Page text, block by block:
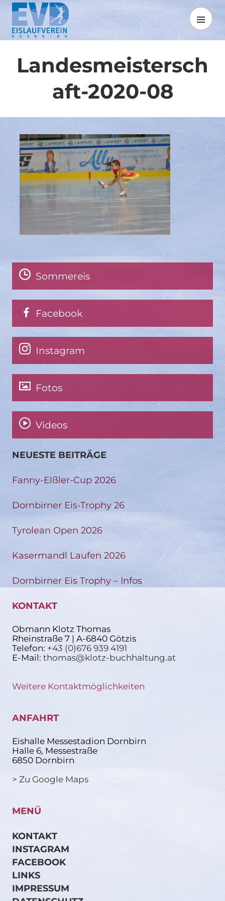
Springe
zum
Inhalt
MENÜ
Landesmeistersch
aft-2020-08
Sommereis
Facebook
Instagram
Fotos
Videos
NEUESTE BEITRÄGE
Fanny-Elßler-Cup 2026
Dornbirner Eis-Trophy 26
Tyrolean Open 2026
Kasermandl Laufen 2026
Dornbirner Eis Trophy – Infos
KONTAKT
Obmann Klotz Thomas
Rheinstraße 7 | A-6840 Götzis
Telefon: +43 (0)676 939 4191
E-Mail: thomas@klotz-buchhaltung.at
Weitere Kontaktmöglichkeiten
ANFAHRT
Eishalle Messestadion Dornbirn
Halle 6, Messestraße
6850 Dornbirn
> Zu Google Maps
MENÜ
KONTAKT
INSTAGRAM
FACEBOOK
LINKS
IMPRESSUM